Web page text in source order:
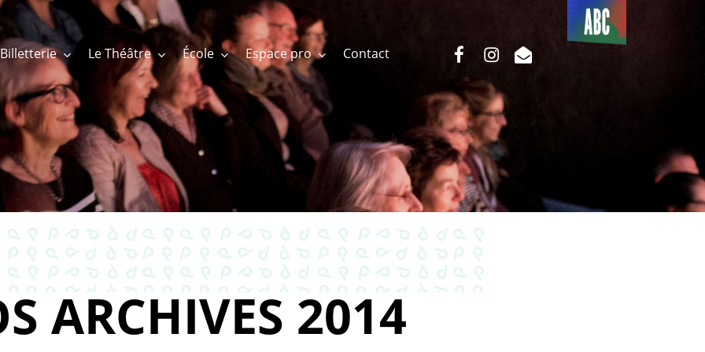
Billetterie Le Théâtre École Espace pro Contact
Du côté
de l’ABC
facebookinstagram
email
ARCHIVES 2014